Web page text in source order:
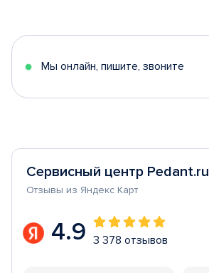
5
Мы онлайн, пишите, звоните
Сервисный центр Pedant.ru
Отзывы из Яндекс Карт
4.9 3 378 отзывов